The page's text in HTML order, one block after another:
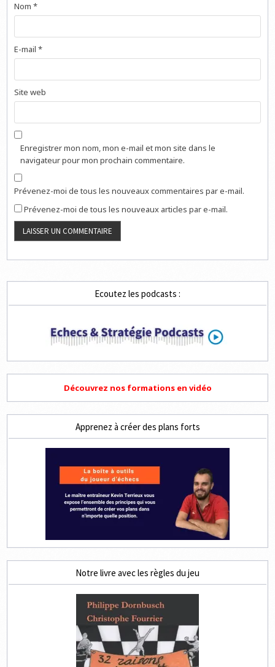
Nom*
E-mail*
Site web
Enregistrer mon nom, mon e-mail et mon site dans le
navigateur pour mon prochain commentaire.
Prévenez-moi de tous les nouveaux commentaires par e-mail.
Prévenez-moi de tous les nouveaux articles par e-mail.
Ecoutez les podcasts :
Découvrez nos formations en vidéo
Apprenez à créer des plans forts
Notre livre avec les règles du jeu